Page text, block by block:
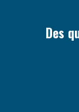
Des